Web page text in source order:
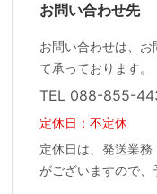
お問い合わせ先
お問い合わせは、
て承っております。
TEL 088-855-
定休日：不定休
定休日は、発送業
がございますので、